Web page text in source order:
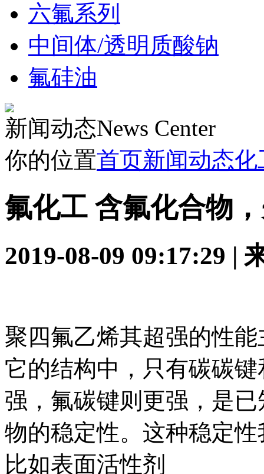
六氟系列
中间体/透明质酸钠
氟硅油
新闻动态News Center
你的位置首页新闻动态化
氟化工 含氟化合物
2019-08-09 09:17:29 |
聚四氟乙烯其超强的性
它的结构中，只有碳碳
强，氟碳键则更强，是
物的稳定性。这种稳定
比如表面活性剂